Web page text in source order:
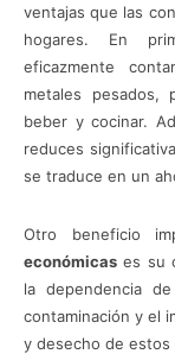
ventajas que las
hogares. En
eficazmente
metales pesados,
beber y cocinar.
reduces
se traduce en un
Otro beneficio
económicas es su
la dependencia
contaminación y el
y desecho de estos